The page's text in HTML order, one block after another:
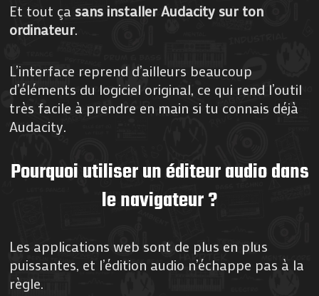
Et tout ça sans installer Audacity sur ton
ordinateur.
L’interface reprend d’ailleurs beaucoup
d’éléments du logiciel original, ce qui rend l’outil
très facile à prendre en main si tu connais déjà
Audacity.
Pourquoi utiliser un éditeur audio dans
le navigateur ?
Les applications web sont de plus en plus
puissantes, et l’édition audio n’échappe pas à la
règle.